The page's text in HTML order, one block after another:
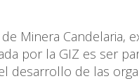
de Minera
por la GIZ es ser
desarrollo de las